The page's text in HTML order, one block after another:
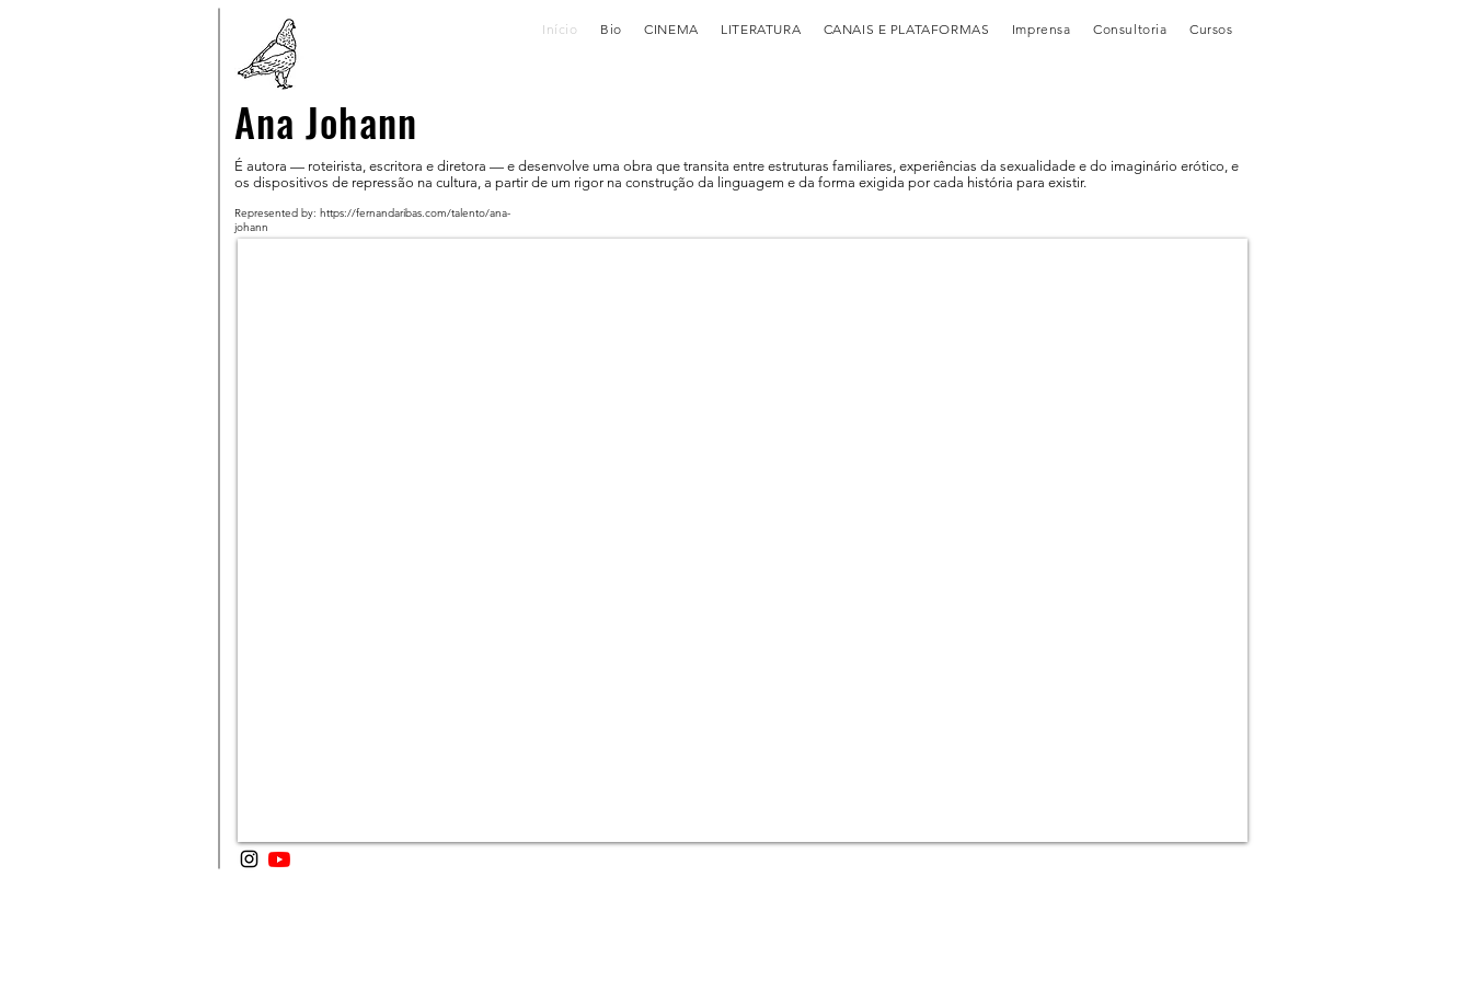
Início Bio CINEMA LITERATURA CANAIS E PLATAFORMAS Imprensa Consultoria Cursos
Ana Johann
É autora — roteirista, escritora e diretora — e desenvolve uma obra que transita entre estruturas familiares, experiências da sexualidade e do imaginário erótico, e
os dispositivos de repressão na cultura, a partir de um rigor na construção da linguagem e da forma exigida por cada história para existir.
Represented by: https://fernandaribas.com/talento/ana-
johann